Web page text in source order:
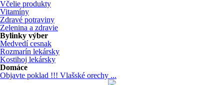
Včelie produkty
Vitamíny
Zdravé potraviny
Zelenina a zdravie
Bylinky výber
Medvedí cesnak
Rozmarín lekársky
Kostihoj lekársky
Domáce
Objavte poklad !!! Vlašské orechy ...